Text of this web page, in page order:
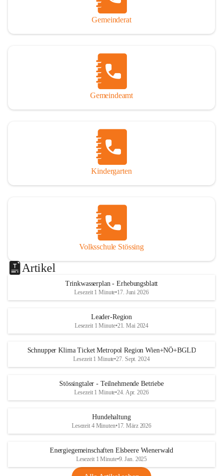
Gemeinderat
Gemeindeamt
Kindergarten
Volksschule Stössing
Artikel
Trinkwasserplan - Erhebungsblatt
Lesezeit 1 Minute•17. Juni 2026
Leader-Region
Lesezeit 1 Minute•21. Mai 2024
Schnupper Klima Ticket Metropol Region Wien+NÖ+BGLD
Lesezeit 1 Minute•27. Sept. 2024
Stössingtaler - Teilnehmende Betriebe
Lesezeit 1 Minute•24. Apr. 2026
Hundehaltung
Lesezeit 4 Minuten•17. März 2026
Energiegemeinschaften Elsbeere Wienerwald
Lesezeit 1 Minute•9. Jan. 2025